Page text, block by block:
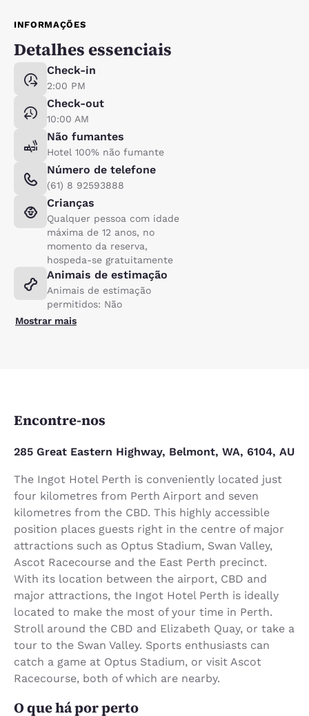
INFORMAÇÕES
Detalhes essenciais
Check-in
2:00 PM
Check-out
10:00 AM
Não fumantes
Hotel 100% não fumante
Número de telefone
(61) 8 92593888
Crianças
Qualquer pessoa com idade
máxima de 12 anos, no
momento da reserva,
hospeda-se gratuitamente
Animais de estimação
Animais de estimação
permitidos: Não
Mostrar mais
Encontre-nos
285 Great Eastern Highway, Belmont, WA, 6104, AU
The Ingot Hotel Perth is conveniently located just
four kilometres from Perth Airport and seven
kilometres from the CBD. This highly accessible
position places guests right in the centre of major
attractions such as Optus Stadium, Swan Valley,
Ascot Racecourse and the East Perth precinct.
With its location between the airport, CBD and
major attractions, the Ingot Hotel Perth is ideally
located to make the most of your time in Perth.
Stroll around the CBD and Elizabeth Quay, or take a
tour to the Swan Valley. Sports enthusiasts can
catch a game at Optus Stadium, or visit Ascot
Racecourse, both of which are nearby.
O que há por perto